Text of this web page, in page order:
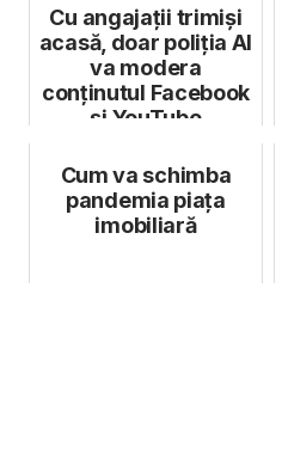
Cu angajații trimiși
acasă, doar poliția AI
va modera
conținutul Facebook
și YouTube
Cum va schimba
pandemia piața
imobiliară